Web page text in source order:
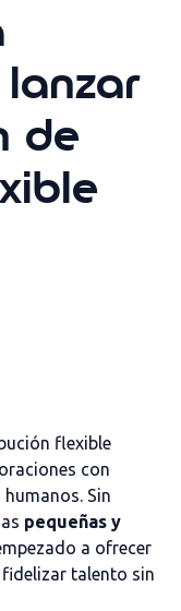
de
flexible
con
Sin
pequeñas y
a ofrecer
talento sin